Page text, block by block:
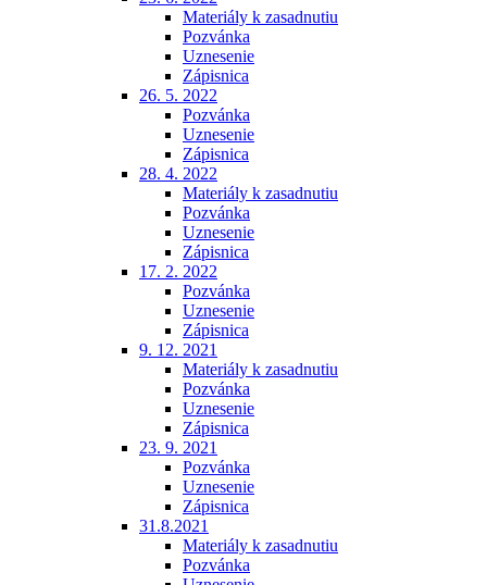
Materiály k zasadnutiu
Pozvánka
Uznesenie
Zápisnica
26. 5. 2022
Pozvánka
Uznesenie
Zápisnica
28. 4. 2022
Materiály k zasadnutiu
Pozvánka
Uznesenie
Zápisnica
17. 2. 2022
Pozvánka
Uznesenie
Zápisnica
9. 12. 2021
Materiály k zasadnutiu
Pozvánka
Uznesenie
Zápisnica
23. 9. 2021
Pozvánka
Uznesenie
Zápisnica
31.8.2021
Materiály k zasadnutiu
Pozvánka